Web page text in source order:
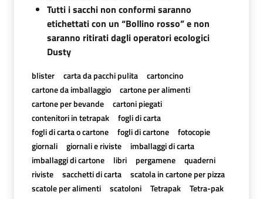
Tutti i sacchi non conformi saranno
etichettati con un “Bollino rosso” e non
saranno ritirati dagli operatori ecologici
Dusty
blister carta da pacchi pulita
cartoncino
cartone da imballaggio
cartone per alimenti
cartone per bevande
cartoni piegati
contenitori in tetrapak
fogli di carta
fogli di carta o cartone
fogli di cartone
fotocopie
giornali
giornali e riviste
imballaggi di carta
imballaggi di cartone
libri pergamene
quaderni
riviste
sacchetti di carta
scatola in cartone per pizza
scatole per alimenti
scatoloni Tetrapak Tetra-pak